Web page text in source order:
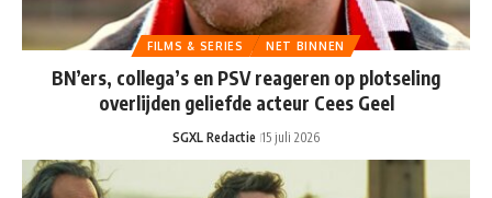
FILMS & SERIES NET BINNEN
BN’ers, collega’s en PSV reageren op plotseling
overlijden geliefde acteur Cees Geel
SGXL Redactie 15 juli 2026